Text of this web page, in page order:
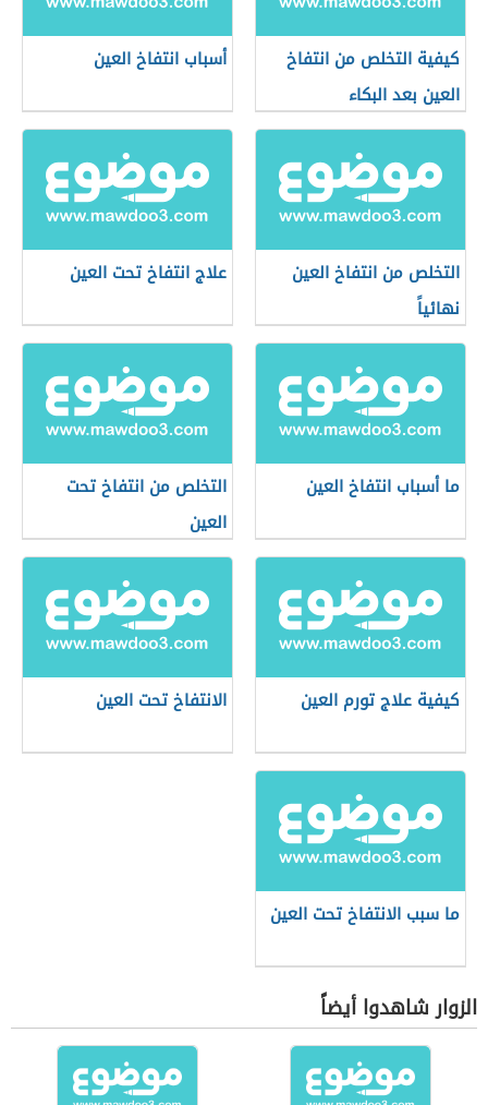
كيفية التخلص من انتفاخ
العين بعد البكاء
أسباب انتفاخ العين
التخلص من انتفاخ العين
نهائياً
علاج انتفاخ تحت العين
ما أسباب انتفاخ العين
التخلص من انتفاخ تحت
العين
كيفية علاج تورم العين الانتفاخ تحت العين
ما سبب الانتفاخ تحت العين
الزوار شاهدوا أيضاً